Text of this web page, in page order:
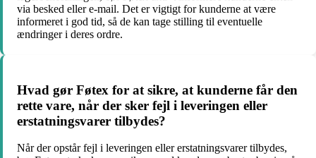
via besked eller e-mail. Det er vigtigt for kunderne at være
informeret i god tid, så de kan tage stilling til eventuelle
ændringer i deres ordre.
Hvad gør Føtex for at sikre, at kunderne får den
rette vare, når der sker fejl i leveringen eller
erstatningsvarer tilbydes?
Når der opstår fejl i leveringen eller erstatningsvarer tilbydes,